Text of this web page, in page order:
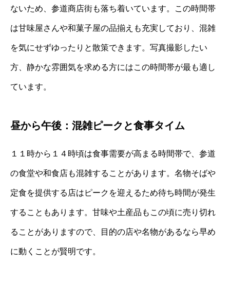
ないため、参道商店街も落ち着いています。この時間帯
は甘味屋さんや和菓子屋の品揃えも充実しており、混雑
を気にせずゆったりと散策できます。写真撮影したい
方、静かな雰囲気を求める方にはこの時間帯が最も適し
ています。
昼から午後：混雑ピークと食事タイム
１１時から１４時頃は食事需要が高まる時間帯で、参道
の食堂や和食店も混雑することがあります。名物そばや
定食を提供する店はピークを迎えるため待ち時間が発生
することもあります。甘味や土産品もこの頃に売り切れ
ることがありますので、目的の店や名物があるなら早め
に動くことが賢明です。